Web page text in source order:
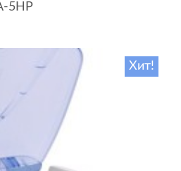
5НР
Хит!